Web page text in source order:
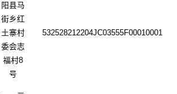
阳县马
街乡红
土寨村
委会志
福村8
号
532528212204JC03555F00010001